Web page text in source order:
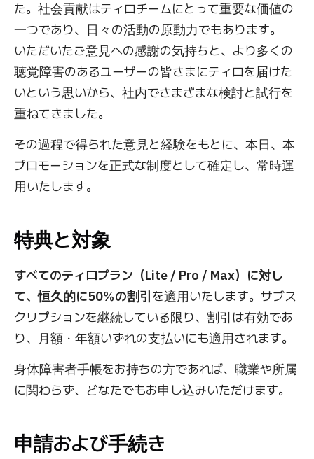
た。社会貢献はティロチームにとって重要な価値の
一つであり、日々の活動の原動力でもあります。
いただいたご意見への感謝の気持ちと、より多くの
聴覚障害のあるユーザーの皆さまにティロを届けた
いという思いから、社内でさまざまな検討と試行を
重ねてきました。
その過程で得られた意見と経験をもとに、本日、本
プロモーションを正式な制度として確定し、常時運
用いたします。
特典と対象
すべてのティロプラン（Lite / Pro / Max）に対し
て、恒久的に50％の割引を適用いたします。サブス
クリプションを継続している限り、割引は有効であ
り、月額・年額いずれの支払いにも適用されます。
身体障害者手帳をお持ちの方であれば、職業や所属
に関わらず、どなたでもお申し込みいただけます。
申請および手続き